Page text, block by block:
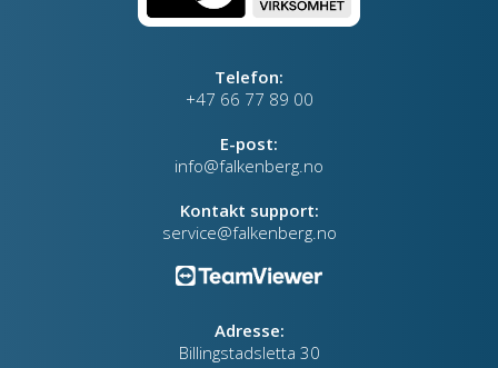
Telefon:
+47 66 77 89 00
E-post:
info@falkenberg.no
Kontakt support:
service@falkenberg.no
Adresse:
Billingstadsletta 30